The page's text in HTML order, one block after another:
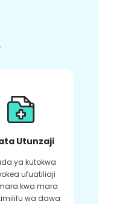
Utunzaji
ya kutokwa
ufuatiliaji
kwa mara
wa dawa